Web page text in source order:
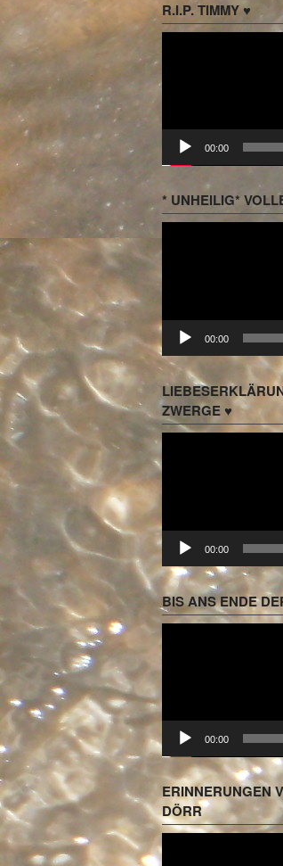
R.I.P. TIMMY ♥
00:00
* UNHEILIG*
Player
00:00
ZWERGE ♥
Video-
Player
00:00
BIS ANS ENDE
Player
00:00
ERINNERUNGEN
DÖRR
Player